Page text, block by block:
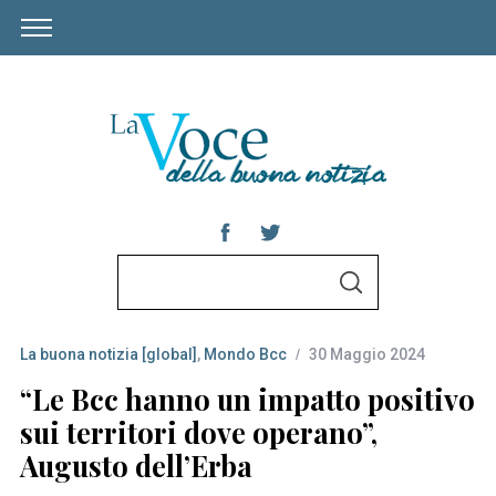
r
c
h
f
o
S
C
H
La buona notizia [global] , Mondo Bcc 30 Maggio 2024
“Le Bcc hanno un impatto positivo
sui territori dove operano”,
Augusto dell’Erba